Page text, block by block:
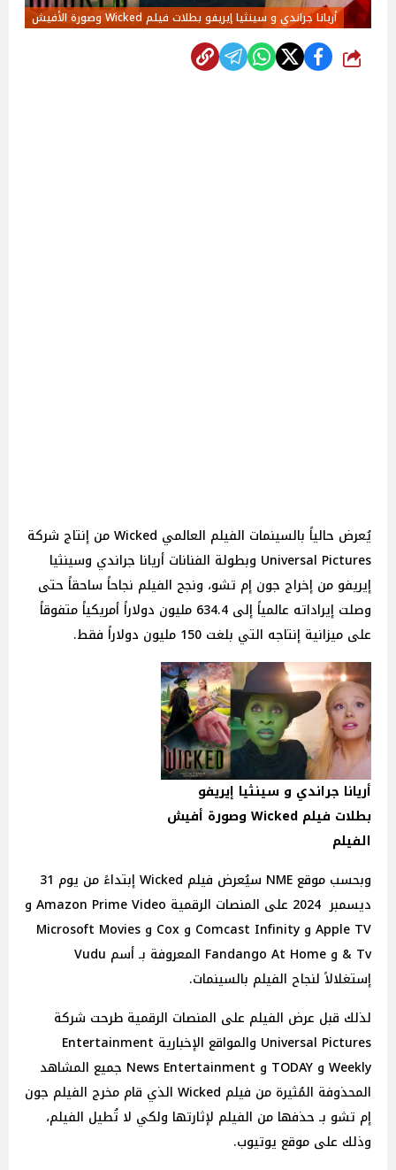
أريانا جراندي و سينثيا إيريفو بطلات فيلم Wicked وصورة الأفيش
شارك
يُعرض حالياً بالسينمات الفيلم العالمي Wicked من إنتاج شركة
Universal Pictures وبطولة الفنانات أريانا جراندي وسينثيا
إيريفو من إخراج جون إم تشو، ونجح الفيلم نجاحاً ساحقاً حتى
وصلت إيراداته عالمياً إلى 634.4 مليون دولاراً أمريكياً متفوقاً
على ميزانية إنتاجه التي بلغت 150 مليون دولاراً فقط.
أريانا جراندي و سينثيا إيريفو
بطلات فيلم Wicked وصورة أفيش
الفيلم
وبحسب موقع NME سيُعرض فيلم Wicked إبتداءً من يوم 31
ديسمبر 2024 على المنصات الرقمية Amazon Prime Video و
Apple TV و Comcast Infinity و Cox و Microsoft Movies
& Tv و Fandango At Home المعروفة بـ أسم Vudu
إستغلالاً لنجاح الفيلم بالسينمات.
لذلك قبل عرض الفيلم على المنصات الرقمية طرحت شركة
Universal Pictures والمواقع الإخبارية Entertainment
Weekly و TODAY و News Entertainment جميع المشاهد
المحذوفة المُثيرة من فيلم Wicked الذي قام مخرج الفيلم جون
إم تشو بـ حذفها من الفيلم لإثارتها ولكي لا تُطيل الفيلم،
وذلك على موقع يوتيوب.